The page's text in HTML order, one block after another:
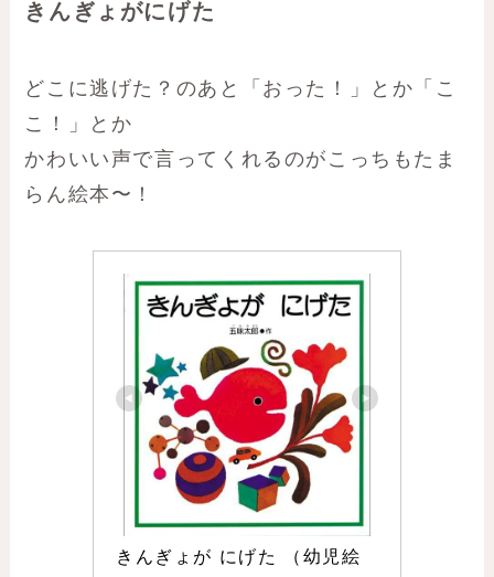
きんぎょがにげた
どこに逃げた？のあと「おった！」とか「こ
こ！」とか
かわいい声で言ってくれるのがこっちもたま
らん絵本〜！
きんぎょが にげた （幼児絵